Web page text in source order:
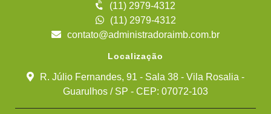
(11) 2979-4312
(11) 2979-4312
contato@administradoraimb.com.br
Localização
R. Júlio Fernandes, 91 - Sala 38 - Vila Rosalia -
Guarulhos / SP - CEP: 07072-103